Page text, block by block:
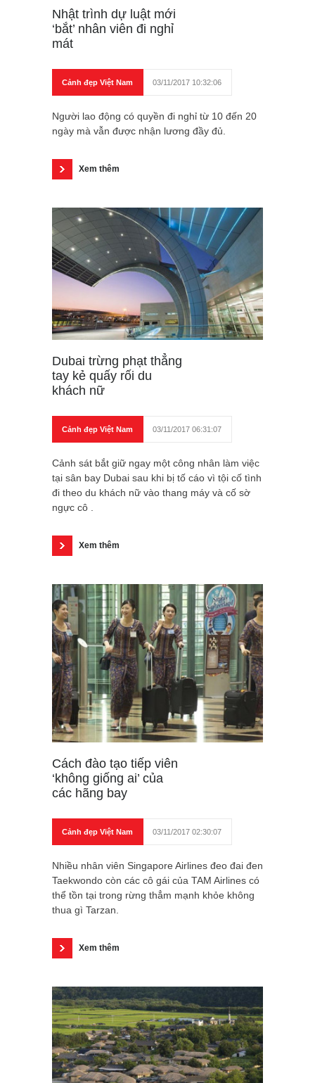
Nhật trình dự luật mới
‘bắt’ nhân viên đi nghỉ
mát
Cảnh đẹp Việt Nam 03/11/2017 10:32:06
Người lao động có quyền đi nghỉ từ 10 đến 20
ngày mà vẫn được nhận lương đầy đủ.
Xem thêm
Dubai trừng phạt thẳng
tay kẻ quấy rối du
khách nữ
Cảnh đẹp Việt Nam 03/11/2017 06:31:07
Cảnh sát bắt giữ ngay một công nhân làm việc
tại sân bay Dubai sau khi bị tố cáo vì tội cố tình
đi theo du khách nữ vào thang máy và cố sờ
ngực cô .
Xem thêm
Cách đào tạo tiếp viên
‘không giống ai’ của
các hãng bay
Cảnh đẹp Việt Nam 03/11/2017 02:30:07
Nhiều nhân viên Singapore Airlines đeo đai đen
Taekwondo còn các cô gái của TAM Airlines có
thể tồn tại trong rừng thẳm mạnh khỏe không
thua gì Tarzan.
Xem thêm